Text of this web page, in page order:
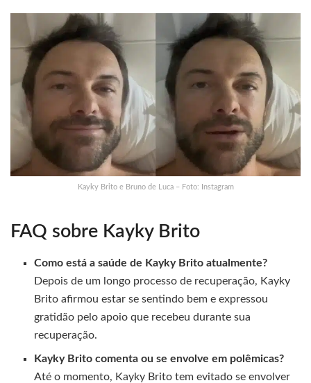
Kayky Brito e Bruno de Luca – Foto: Instagram
FAQ sobre Kayky Brito
Como está a saúde de Kayky Brito atualmente?
Depois de um longo processo de recuperação, Kayky
Brito afirmou estar se sentindo bem e expressou
gratidão pelo apoio que recebeu durante sua
recuperação.
Kayky Brito comenta ou se envolve em polêmicas?
Até o momento, Kayky Brito tem evitado se envolver